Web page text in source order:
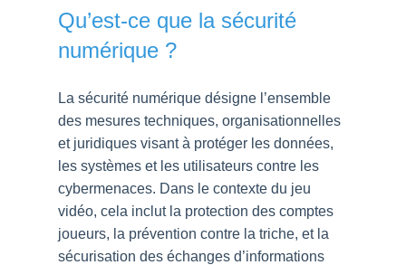
Qu’est-ce que la sécurité
numérique ?
La sécurité numérique désigne l’ensemble
des mesures techniques, organisationnelles
et juridiques visant à protéger les données,
les systèmes et les utilisateurs contre les
cybermenaces. Dans le contexte du jeu
vidéo, cela inclut la protection des comptes
joueurs, la prévention contre la triche, et la
sécurisation des échanges d’informations